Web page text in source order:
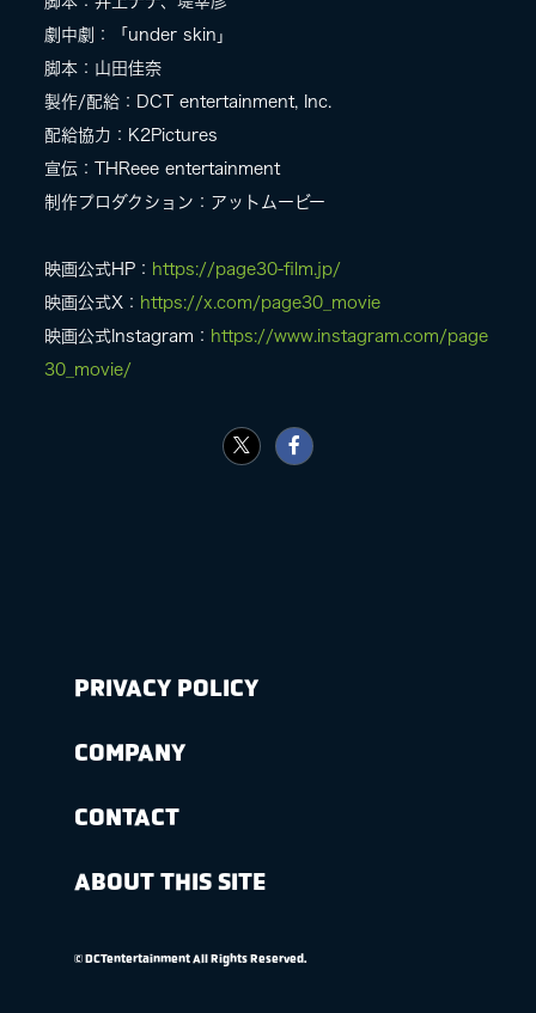
劇中劇：「under skin」
脚本：山田佳奈
製作/配給：DCT entertainment, Inc.
配給協力：K2Pictures
宣伝：THReee entertainment
制作プロダクション：アットムービー
映画公式HP： https://page30-film.jp/
映画公式X： https://x.com/page30_movie
映画公式Instagram： https://www.instagram.com/page
30_movie/
PRIVACY POLICY
COMPANY
CONTACT
ABOUT THIS SITE
© DCTentertainment All Rights Reserved.